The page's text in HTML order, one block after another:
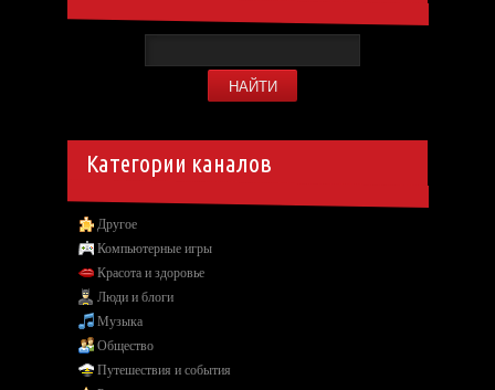
Категории каналов
Другое
Компьютерные игры
Красота и здоровье
Люди и блоги
Музыка
Общество
Путешествия и события